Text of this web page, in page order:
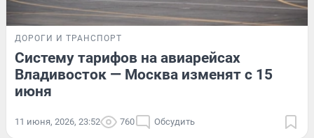
ДОРОГИ И ТРАНСПОРТ
Систему тарифов на авиарейсах
Владивосток — Москва изменят с 15
июня
11 июня, 2026, 23:52 760 Обсудить